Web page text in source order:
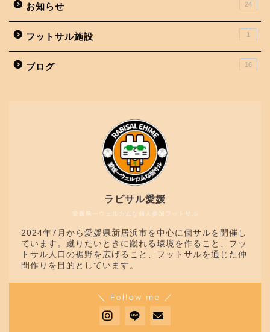
お知らせ 24
フットサル施設 1
ブログ 16
愛媛県一ウェルカムな個人参加フットサル
ラビサル愛媛
2024年7月から愛媛県新居浜市を中心に個サルを開催し
ています。蹴りたいときに蹴れる環境を作ること、フッ
トサル人口の裾野を広げること、フットサルを通じた仲
間作りを目的としています。
＼ Follow me ／